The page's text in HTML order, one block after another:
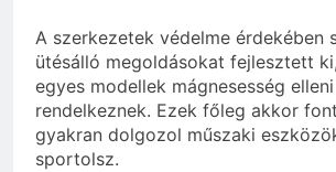
A szerkezetek védelme érdekében
ütésálló megoldásokat fejlesztett
egyes modellek mágnesesség
rendelkeznek. Ezek főleg akkor
gyakran dolgozol műszaki
sportolsz.